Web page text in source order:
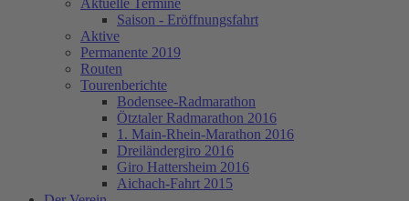
Aktuelle Termine
Saison - Eröffnungsfahrt
Aktive
Permanente 2019
Routen
Tourenberichte
Bodensee-Radmarathon
Ötztaler Radmarathon 2016
1. Main-Rhein-Marathon 2016
Dreiländergiro 2016
Giro Hattersheim 2016
Aichach-Fahrt 2015